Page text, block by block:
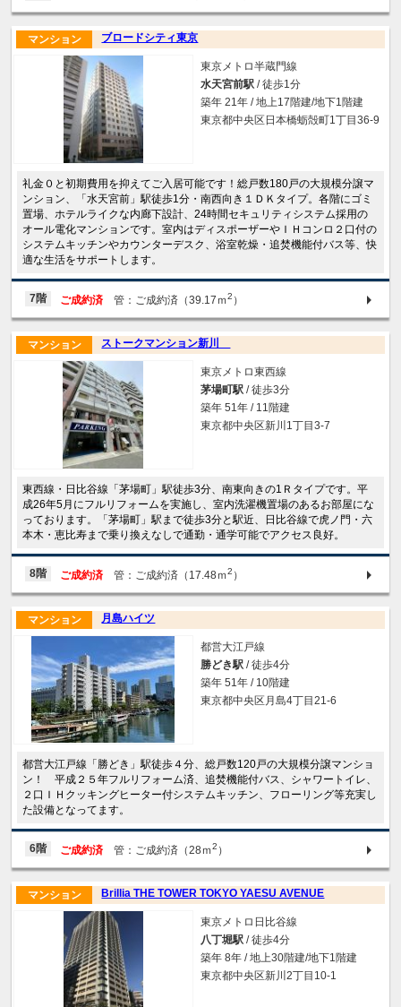
ブロードシティ東京
マンション
東京メトロ半蔵門線
水天宮前駅 / 徒歩1分
築年 21年 / 地上17階建/地下1階建
東京都中央区日本橋蛎殻町1丁目36-9
礼金０と初期費用を抑えてご入居可能です！総戸数180戸の大規模分譲マ
ンション、「水天宮前」駅徒歩1分・南西向き１ＤＫタイプ。各階にゴミ
置場、ホテルライクな内廊下設計、24時間セキュリティシステム採用の
オール電化マンションです。室内はディスポーザーやＩＨコンロ２口付の
システムキッチンやカウンターデスク、浴室乾燥・追焚機能付バス等、快
適な生活をサポートします。
7階 ご成約済 管：ご成約済（39.17ｍ2 ）
ストークマンション新川
マンション
東京メトロ東西線
茅場町駅 / 徒歩3分
築年 51年 / 11階建
東京都中央区新川1丁目3-7
東西線・日比谷線「茅場町」駅徒歩3分、南東向きの1Ｒタイプです。平
成26年5月にフルリフォームを実施し、室内洗濯機置場のあるお部屋にな
っております。「茅場町」駅まで徒歩3分と駅近、日比谷線で虎ノ門・六
本木・恵比寿まで乗り換えなしで通勤・通学可能でアクセス良好。
8階 ご成約済 管：ご成約済（17.48ｍ2 ）
月島ハイツ
マンション
都営大江戸線
勝どき駅 / 徒歩4分
築年 51年 / 10階建
東京都中央区月島4丁目21-6
都営大江戸線「勝どき」駅徒歩４分、総戸数120戸の大規模分譲マンショ
ン！ 平成２５年フルリフォーム済、追焚機能付バス、シャワートイレ、
２口ＩＨクッキングヒーター付システムキッチン、フローリング等充実し
た設備となってます。
6階 ご成約済 管：ご成約済（28ｍ2 ）
Brillia THE TOWER TOKYO YAESU AVENUE
マンション
東京メトロ日比谷線
八丁堀駅 / 徒歩4分
築年 8年 / 地上30階建/地下1階建
東京都中央区新川2丁目10-1